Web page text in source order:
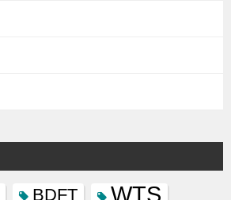
BDFT WTS